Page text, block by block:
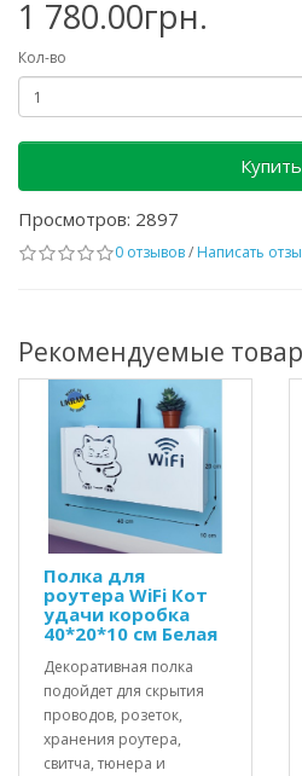
1 780.00грн.
Кол-во
Купить
Просмотров: 2897
0 отзывов/ Написать
Рекомендуемые
Полка для
роутера WiFi Кот
удачи коробка
40*20*10 см Белая
Декоративная полка
подойдет для скрытия
проводов, розеток,
хранения роутера,
свитча, тюнера и